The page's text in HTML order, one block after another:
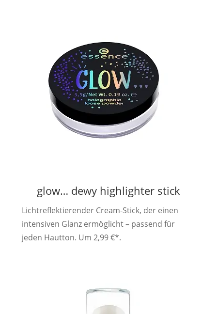
glow… dewy highlighter stick
Lichtreflektierender Cream-Stick, der einen
intensiven Glanz ermöglicht – passend für
jeden Hautton. Um 2,99 €*.